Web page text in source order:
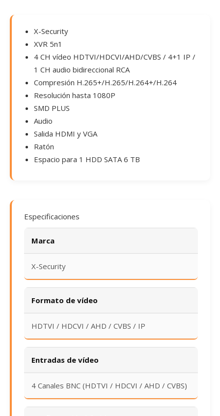
X-Security
XVR 5n1
4 CH vídeo HDTVI/HDCVI/AHD/CVBS / 4+1 IP /
1 CH audio bidireccional RCA
Compresión H.265+/H.265/H.264+/H.264
Resolución hasta 1080P
SMD PLUS
Audio
Salida HDMI y VGA
Ratón
Espacio para 1 HDD SATA 6 TB
Especificaciones
Marca
X-Security
Formato de vídeo
HDTVI / HDCVI / AHD / CVBS / IP
Entradas de vídeo
4 Canales BNC (HDTVI / HDCVI / AHD / CVBS)